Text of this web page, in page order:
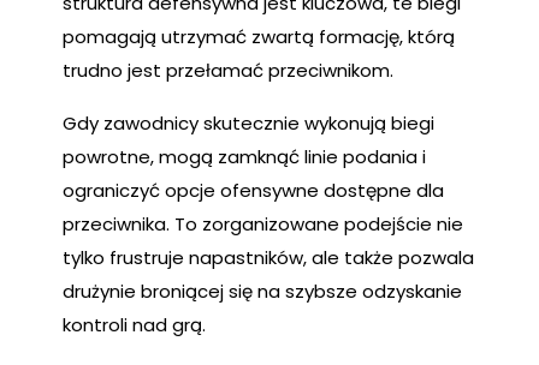
pomagają utrzymać zwartą formację, którą
trudno jest przełamać przeciwnikom.
Gdy zawodnicy skutecznie wykonują biegi
powrotne, mogą zamknąć linie podania i
ograniczyć opcje ofensywne dostępne dla
przeciwnika. To zorganizowane podejście nie
tylko frustruje napastników, ale także pozwala
drużynie broniącej się na szybsze odzyskanie
kontroli nad grą.